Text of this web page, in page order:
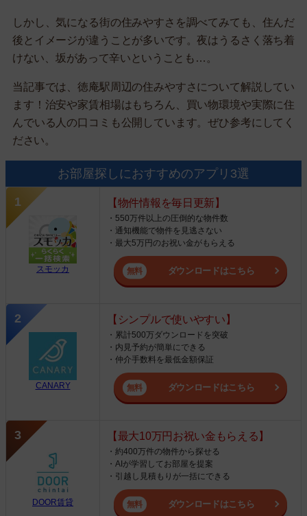
しかし、気になる街の住みやすさを調べてみても、住んだ
後とイメージが違うことが多いです。夜はうるさく落ち着
けない、坂があって辛いということも…。
当記事では、徳庵駅周辺の住みやすさについて解説してい
ます！治安や家賃相場はもちろん、買い物環境や実際に住
んでいる人の口コミも公開しています。ぜひ参考にしてく
ださい。
お部屋探しにおすすめのアプリ3選
スモッカ
【物件情報を毎日更新】
・550万件以上の圧倒的な物件数
・通知機能で物件を見逃さない
・最大5万円のお祝い金がもらえる
ダウンロードはこちら
CANARY
【シンプルで使いやすい】
・累計500万ダウンロードを突破
・内見予約が簡単にできる
・仲介手数料を最低金額保証
ダウンロードはこちら
DOOR賃貸
【最大10万円お祝い金もらえる】
・約400万件の物件から探せる
・AIが学習してお部屋を提案
・引越し見積もりが一括にできる
ダウンロードはこちら